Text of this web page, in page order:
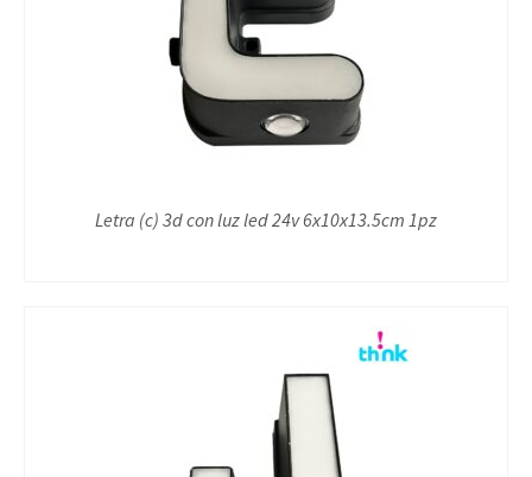
Letra (c) 3d con luz led 24v 6x10x13.5cm 1pz